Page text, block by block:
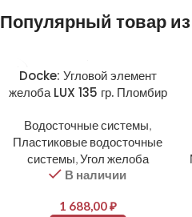
Популярный товар
Docke: Угловой элемент
желоба LUX 135 гр. Пломбир
Водосточные системы,
Пластиковые водосточные
системы,Угол желоба
В наличии
1 688,00₽